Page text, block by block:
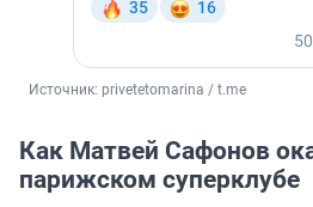
Источник: privetetomarina / t.me
Как Матвей Сафонов
парижском суперклубе